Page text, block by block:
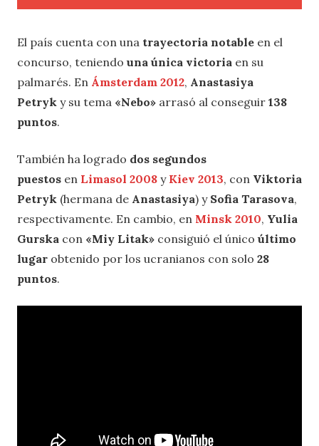
El país cuenta con una trayectoria notable en el
concurso, teniendo una única victoria en su
palmarés. En Ámsterdam 2012, Anastasiya
Petryk y su tema «Nebo» arrasó al conseguir 138
puntos.
También ha logrado dos segundos
puestos en Limasol 2008 y Kiev 2013, con Viktoria
Petryk (hermana de Anastasiya) y Sofia Tarasova,
respectivamente. En cambio, en Minsk 2010, Yulia
Gurska con «Miy Litak» consiguió el único último
lugar obtenido por los ucranianos con solo 28
puntos.